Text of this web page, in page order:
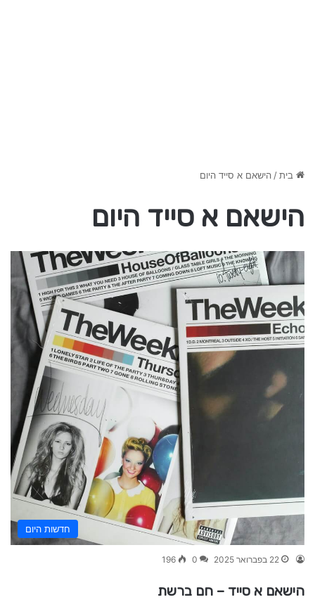
בית/הישאם א סייד היום
הישאם א סייד היום
חדשות היום
22 בפברואר 2025 0
196
הישאם א סייד – חם ברשת